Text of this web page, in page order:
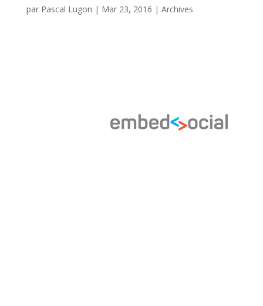
par Pascal Lugon | Mar 23, 2016 | Archives